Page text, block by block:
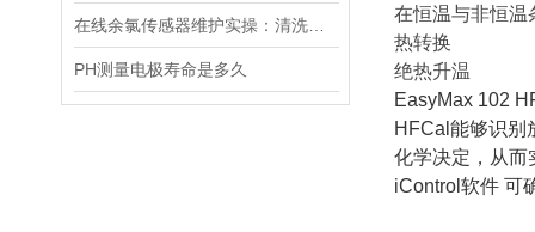
PH测量电极寿命是多久
在恒温与非恒温
热转换
绝热升温
EasyMax 102
HFCal能够识别
化学决定，从而
iControl软件 可